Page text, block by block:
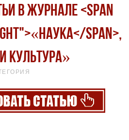
в журнале <span
span>,
культура»